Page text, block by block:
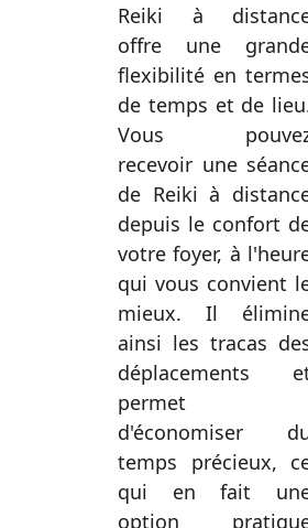
Reiki à
offre une
flexibilité en
de temps et de
Vous
recevoir une
de Reiki à
depuis le confort
votre foyer, à
qui vous convient
mieux. Il
ainsi les tracas
déplacements
permet
d'économiser
temps précieux,
qui en fait
option